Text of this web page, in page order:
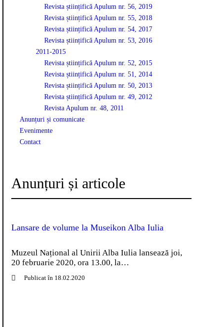
Revista științifică Apulum nr. 56, 2019
Revista științifică Apulum nr. 55, 2018
Revista științifică Apulum nr. 54, 2017
Revista științifică Apulum nr. 53, 2016
2011-2015
Revista științifică Apulum nr. 52, 2015
Revista științifică Apulum nr. 51, 2014
Revista științifică Apulum nr. 50, 2013
Revista științifică Apulum nr. 49, 2012
Revista Apulum nr. 48, 2011
Anunțuri și comunicate
Evenimente
Contact
Anunțuri și articole
Lansare de volume la Museikon Alba Iulia
Muzeul Național al Unirii Alba Iulia lansează joi,
20 februarie 2020, ora 13.00, la…
Publicat în 18.02.2020